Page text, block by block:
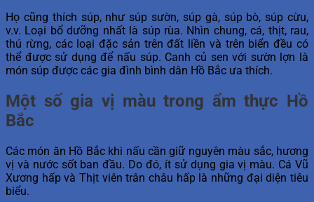
Họ cũng thích súp, như súp sườn, súp gà, súp bò, súp cừu,
v.v. Loại bổ dưỡng nhất là súp rùa. Nhìn chung, cá, thịt, rau,
thú rừng, các loại đặc sản trên đất liền và trên biển đều có
thể được sử dụng để nấu súp. Canh củ sen với sườn lợn là
món súp được các gia đình bình dân Hồ Bắc ưa thích.
Một số gia vị màu trong ẩm thực Hồ
Bắc
Các món ăn Hồ Bắc khi nấu cần giữ nguyên màu sắc, hương
vị và nước sốt ban đầu. Do đó, ít sử dụng gia vị màu. Cá Vũ
Xương hấp và Thịt viên trân châu hấp là những đại diện tiêu
biểu.